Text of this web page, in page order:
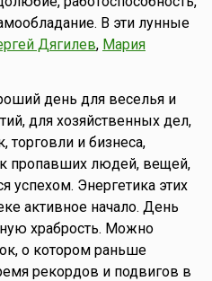
В эти лунные
Дягилев, Мария
день для веселья и
для хозяйственных дел,
торговли и бизнеса,
пропавших людей, вещей,
успехом. Энергетика этих
активное начало. День
храбрость. Можно
о котором раньше
рекордов и подвигов в